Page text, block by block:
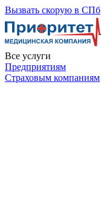
Skip
to
the
content
Вызвать скорую в СПб
Все услуги
Предприятиям
Страховым компаниям